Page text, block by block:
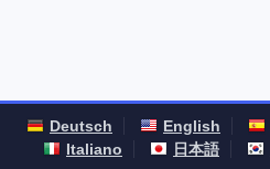
Deutsch English
Italiano
日本語